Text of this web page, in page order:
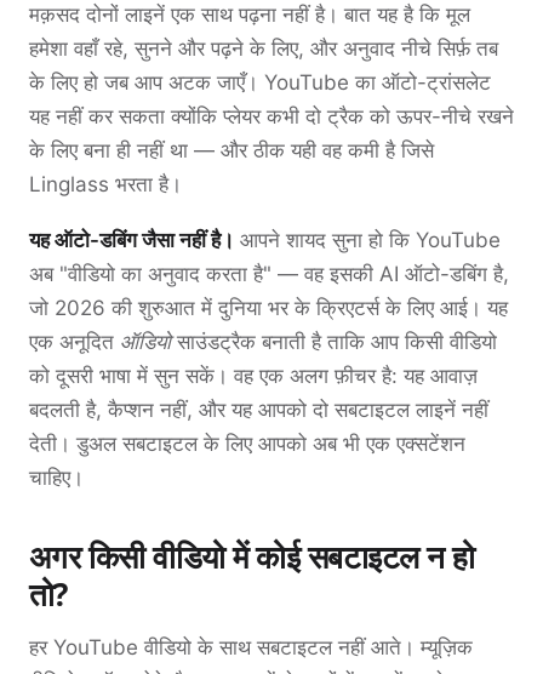
मक़सद दोनों लाइनें एक साथ पढ़ना नहीं है। बात यह है कि मूल
हमेशा वहाँ रहे, सुनने और पढ़ने के लिए, और अनुवाद नीचे सिर्फ़ तब
के लिए हो जब आप अटक जाएँ। YouTube का ऑटो-ट्रांसलेट
यह नहीं कर सकता क्योंकि प्लेयर कभी दो ट्रैक को ऊपर-नीचे रखने
के लिए बना ही नहीं था — और ठीक यही वह कमी है जिसे
Linglass भरता है।
यह ऑटो-डबिंग जैसा नहीं है। आपने शायद सुना हो कि YouTube
अब "वीडियो का अनुवाद करता है" — वह इसकी AI ऑटो-डबिंग है,
जो 2026 की शुरुआत में दुनिया भर के क्रिएटर्स के लिए आई। यह
एक अनूदित ऑडियोसाउंडट्रैक बनाती है ताकि आप किसी वीडियो
को दूसरी भाषा में सुन सकें। वह एक अलग फ़ीचर है: यह आवाज़
बदलती है, कैप्शन नहीं, और यह आपको दो सबटाइटल लाइनें नहीं
देती। डुअल सबटाइटल के लिए आपको अब भी एक एक्सटेंशन
चाहिए।
अगर किसी वीडियो में कोई सबटाइटल न हो
तो?
हर YouTube वीडियो के साथ सबटाइटल नहीं आते। म्यूज़िक